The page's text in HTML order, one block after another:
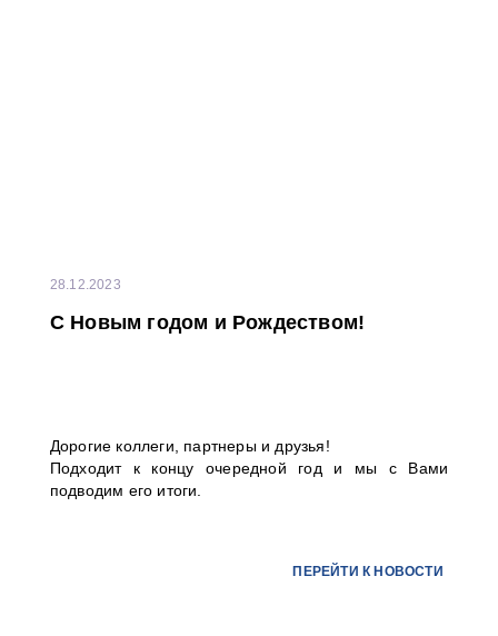
28.12.2023
С Новым годом и Рождеством!
Дорогие коллеги, партнеры и друзья!
Подходит к концу очередной год и мы с Вами
подводим его итоги.
ПЕРЕЙТИ К НОВОСТИ